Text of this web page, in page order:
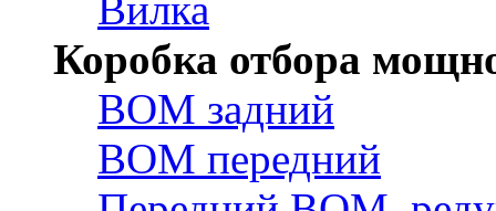
Вилка
Коробка отбора
ВОМ задний
ВОМ передний